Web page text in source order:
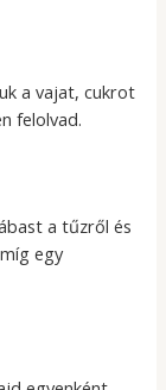
a vajat, cukrot
felolvad.
a tűzről és
egy